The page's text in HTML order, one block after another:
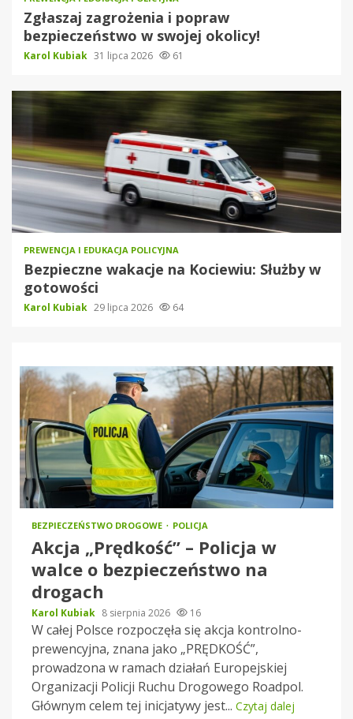
Zgłaszaj zagrożenia i popraw
bezpieczeństwo w swojej okolicy!
Karol Kubiak 31 lipca 2026 61
PREWENCJA I EDUKACJA POLICYJNA
Bezpieczne wakacje na Kociewiu: Służby w
gotowości
Karol Kubiak 29 lipca 2026 64
BEZPIECZEŃSTWO DROGOWE POLICJA
Akcja „Prędkość” – Policja w
walce o bezpieczeństwo na
drogach
Karol Kubiak 8 sierpnia 2026 16
W całej Polsce rozpoczęła się akcja kontrolno-
prewencyjna, znana jako „PRĘDKOŚĆ”,
prowadzona w ramach działań Europejskiej
Organizacji Policji Ruchu Drogowego Roadpol.
Głównym celem tej inicjatywy jest... Czytaj dalej